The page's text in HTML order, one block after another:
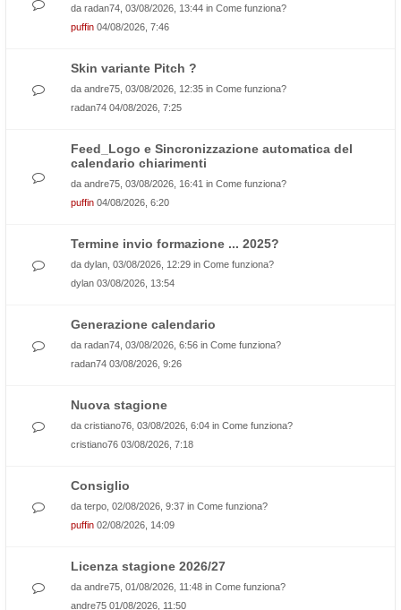
da radan74 , 03/08/2026, 13:44 in Come funziona?
puffin 04/08/2026, 7:46
Skin variante Pitch ?
da andre75 , 03/08/2026, 12:35 in Come funziona?
radan74 04/08/2026, 7:25
Feed_Logo e Sincronizzazione automatica del
calendario chiarimenti
da andre75 , 03/08/2026, 16:41 in Come funziona?
puffin 04/08/2026, 6:20
Termine invio formazione ... 2025?
da dylan , 03/08/2026, 12:29 in Come funziona?
dylan 03/08/2026, 13:54
Generazione calendario
da radan74 , 03/08/2026, 6:56 in Come funziona?
radan74 03/08/2026, 9:26
Nuova stagione
da cristiano76 , 03/08/2026, 6:04 in Come funziona?
cristiano76 03/08/2026, 7:18
Consiglio
da terpo , 02/08/2026, 9:37 in Come funziona?
puffin 02/08/2026, 14:09
Licenza stagione 2026/27
da andre75 , 01/08/2026, 11:48 in Come funziona?
andre75 01/08/2026, 11:50